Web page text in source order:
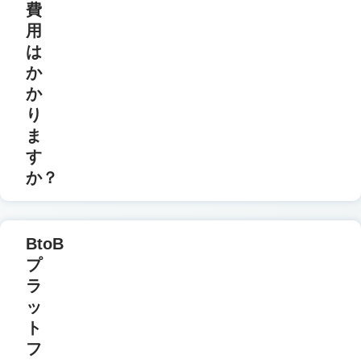
費
用
は
か
か
り
ま
す
か？
BtoB
プ
ラ
ッ
ト
フ